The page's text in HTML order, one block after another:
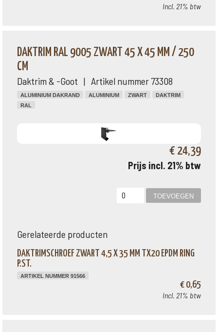
Incl. 21% btw
DAKTRIM RAL 9005 ZWART 45 X 45 MM / 250
CM
Daktrim & -Goot | Artikel nummer 73308
ALUMINIUM DAKRAND ALUMINIUM ZWART
DAKTRIM
RAL
€ 24,39
Prijs incl. 21% btw
Gerelateerde producten
DAKTRIMSCHROEF ZWART 4,5 X 35 MM TX20 EPDM RING
P.ST.
ARTIKEL NUMMER 91566
€ 0,65
Incl. 21% btw